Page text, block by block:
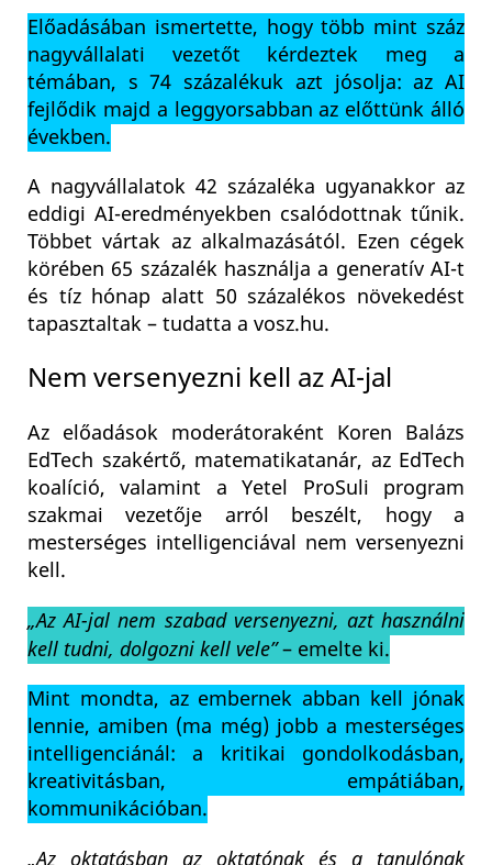
Előadásában ismertette, hogy több mint száz
nagyvállalati vezetőt kérdeztek meg a
témában, s 74 százalékuk azt jósolja: az AI
fejlődik majd a leggyorsabban az előttünk álló
években.
A nagyvállalatok 42 százaléka ugyanakkor az
eddigi AI-eredményekben csalódottnak tűnik.
Többet vártak az alkalmazásától. Ezen cégek
körében 65 százalék használja a generatív AI-t
és tíz hónap alatt 50 százalékos növekedést
tapasztaltak – tudatta a vosz.hu.
Nem versenyezni kell az AI-jal
Az előadások moderátoraként Koren Balázs
EdTech szakértő, matematikatanár, az EdTech
koalíció, valamint a Yetel ProSuli program
szakmai vezetője arról beszélt, hogy a
mesterséges intelligenciával nem versenyezni
kell.
„Az AI-jal nem szabad versenyezni, azt használni
kell tudni, dolgozni kell vele”– emelte ki.
Mint mondta, az embernek abban kell jónak
lennie, amiben (ma még) jobb a mesterséges
intelligenciánál: a kritikai gondolkodásban,
kreativitásban, empátiában,
kommunikációban.
„Az oktatásban az oktatónak és a tanulónak